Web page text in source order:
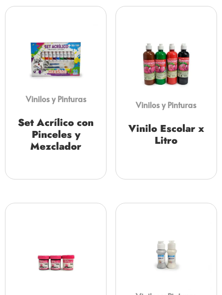
Vinilos y Pinturas
Set Acrílico con
Pinceles y
Mezclador
Vinilos y Pinturas
Vinilo Escolar x
Litro